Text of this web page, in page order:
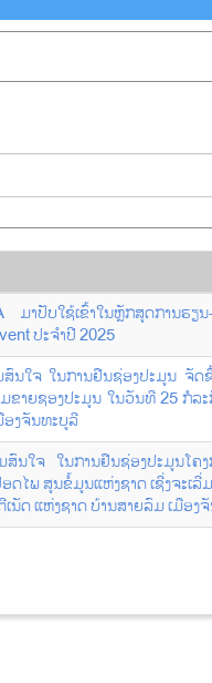
ມາປັບໃຊ້ເຂົ້າໃນຫຼັກສູດການຮ
ປະຈຳປີ 2025
ນໃຈ ໃນການຢືນຊ່ອງປະມູນ ຈັດ
ມຂາຍຊອງປະມູນ ໃນວັນທີ 25 ກໍ
ອງຈັນທະບູລີ
ນໃຈ ໃນການຢືນຊ່ອງປະມູນໂຄ
ໄພ ສູນຂໍ້ມູນແຫ່ງຊາດ ເຊີ່ງຈະເ
ນັດ ແຫ່ງຊາດ ບ້ານສາຍລົມ ເມືອງ